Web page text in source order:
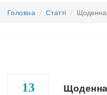
Головна Статті Щоденна
13